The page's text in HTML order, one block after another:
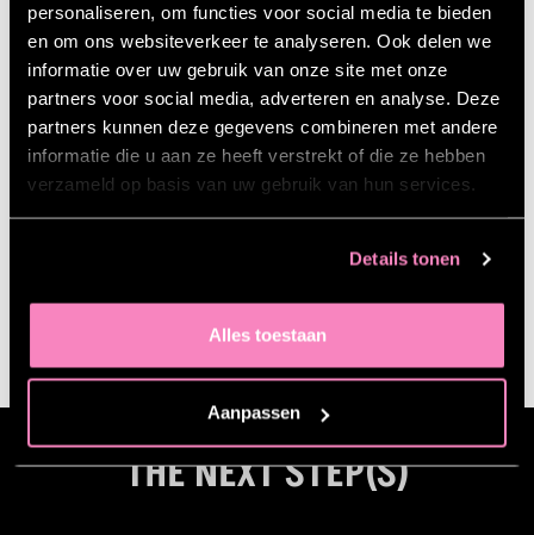
personaliseren, om functies voor social media te bieden
en om ons websiteverkeer te analyseren. Ook delen we
informatie over uw gebruik van onze site met onze
partners voor social media, adverteren en analyse. Deze
partners kunnen deze gegevens combineren met andere
informatie die u aan ze heeft verstrekt of die ze hebben
verzameld op basis van uw gebruik van hun services.
Details tonen
Alles toestaan
Aanpassen
THE NEXT STEP(S)